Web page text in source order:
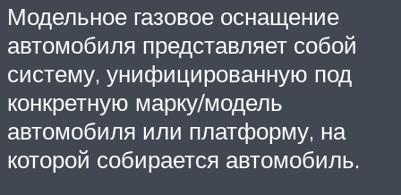
Модельное газовое оснащение
автомобиля представляет собой
систему, унифицированную под
конкретную марку/модель
автомобиля или платформу, на
которой собирается автомобиль.